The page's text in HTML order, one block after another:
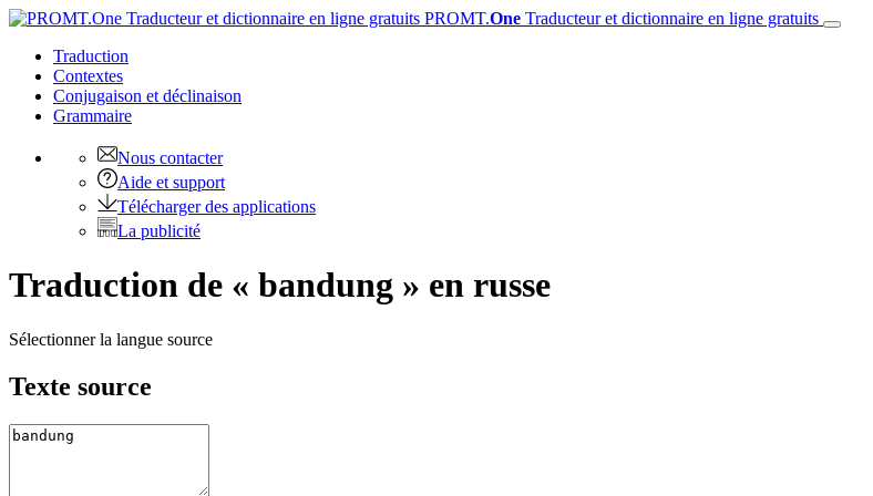
PROMT.One Traducteur et dictionnaire en ligne gratuits
Traduction
Contextes
Conjugaison et déclinaison
Grammaire
Nous contacter
Aide et support
Télécharger des applications
La publicité
Traduction de « bandung » en russe
Sélectionner la langue source
Texte source